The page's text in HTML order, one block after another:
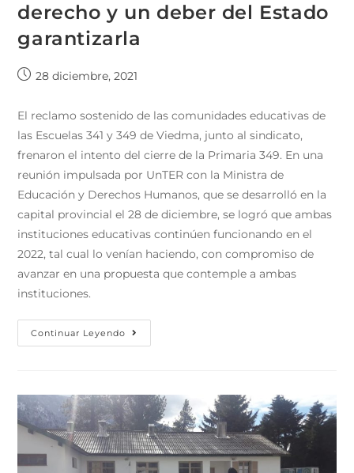
derecho y un deber del Estado
garantizarla
28 diciembre, 2021
El reclamo sostenido de las comunidades educativas de
las Escuelas 341 y 349 de Viedma, junto al sindicato,
frenaron el intento del cierre de la Primaria 349. En una
reunión impulsada por UnTER con la Ministra de
Educación y Derechos Humanos, que se desarrolló en la
capital provincial el 28 de diciembre, se logró que ambas
instituciones educativas continúen funcionando en el
2022, tal cual lo venían haciendo, con compromiso de
avanzar en una propuesta que contemple a ambas
instituciones.
Continuar Leyendo